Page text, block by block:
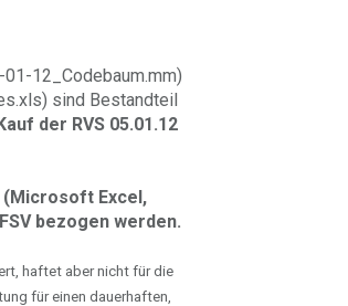
12_Codebaum.mm)
sind Bestandteil
der RVS 05.01.12
Excel,
bezogen werden.
haftet aber nicht für die
für einen dauerhaften,